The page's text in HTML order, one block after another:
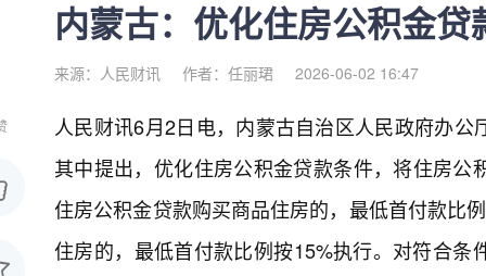
内蒙古：优化住房公积金贷
来源：人民财讯 作者：任丽珺 2026-06-02 16:47
人民财讯6月2日电， 内蒙古自治区人民政府办公
其中提出，优化住房公积金贷款条件，将住房
住房公积金贷款购买商品住房的，最低首付款比
住房的，最低首付款比例按15%执行。对符合